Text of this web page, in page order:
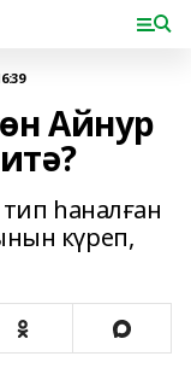
Айнур
һаналған
күреп,